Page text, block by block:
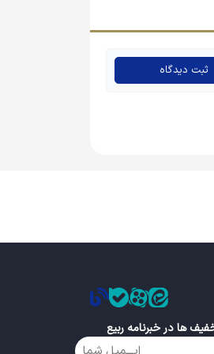
و چه از نظر
با صرفه بوده و
ثبت دیدگاه
ها در خبرنامه ربیع